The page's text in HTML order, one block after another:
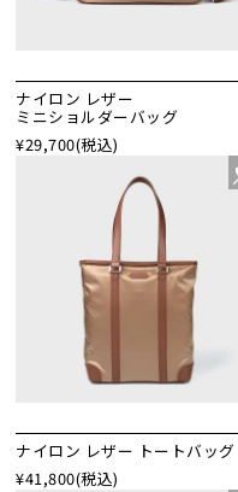
ナイロン レザー
ミニショルダーバッグ
¥29,700(税込)
ナイロン レザー トートバッグ
¥41,800(税込)